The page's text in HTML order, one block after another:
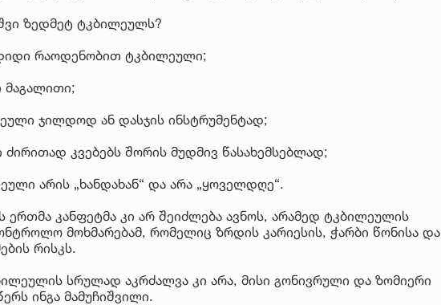
ზედმეტ ტკბილეულს?
რაოდენობით ტკბილეული;
მაგალითი;
ჯილდოდ ან დასჯის ინსტრუმენტად;
კვებებს შორის მუდმივ წასახემსებლად;
არის „ხანდახან“ და არა „ყოველდღე“.
ერთმა კანფეტმა კი არ შეიძლება ავნოს, არამედ ტკბილეულის
მოხმარებამ, რომელიც ზრდის კარიესის, ჭარბი წონისა და
რისკს.
სრულად აკრძალვა კი არა, მისი გონივრული და ზომიერი
ინგა მამუჩიშვილი.